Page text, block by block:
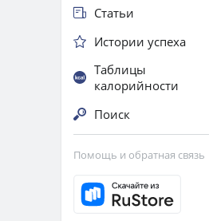
Статьи
Истории успеха
Таблицы
калорийности
Поиск
Помощь и обратная связь